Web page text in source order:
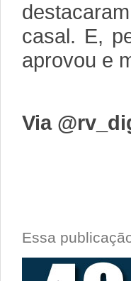
casal. E,
aprovou e
Via
Essa